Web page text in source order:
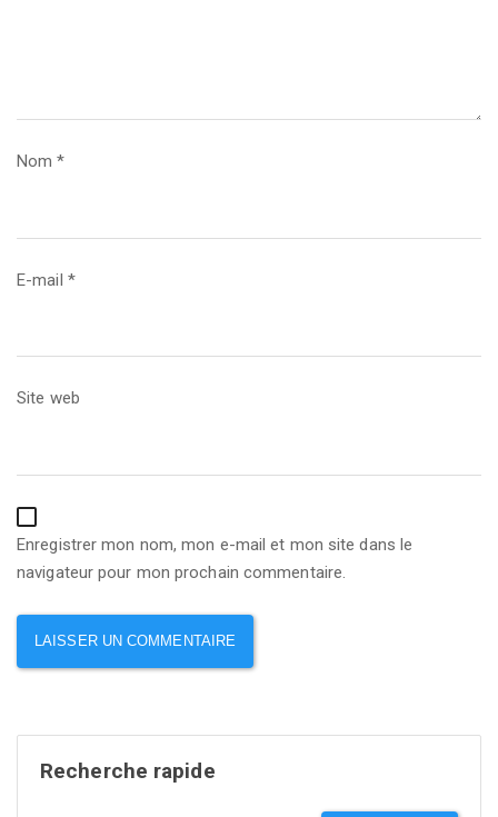
Nom*
E-mail *
Site web
Enregistrer mon nom, mon e-mail et mon site dans le
navigateur pour mon prochain commentaire.
Recherche rapide